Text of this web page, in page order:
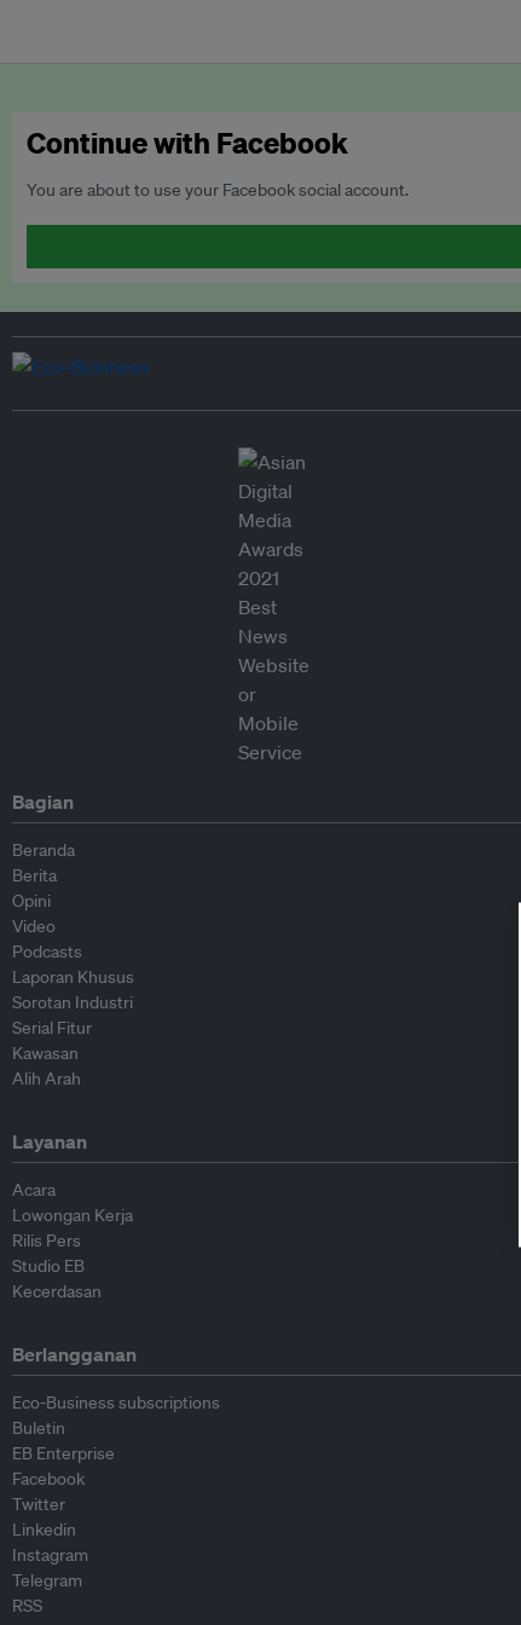
Continue with Facebook
You are about to use your Facebook social account.
Bagian
Beranda
Berita
Opini
Video
Podcasts
Laporan Khusus
Sorotan Industri
Serial Fitur
Kawasan
Alih Arah
Layanan
Acara
Lowongan Kerja
Rilis Pers
Studio EB
Kecerdasan
Berlangganan
Eco-Business subscriptions
Buletin
EB Enterprise
Facebook
Twitter
Linkedin
Instagram
Telegram
RSS